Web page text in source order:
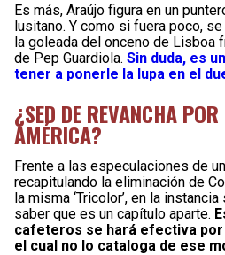
Es más, Araújo figura en un
lusitano. Y como si fuera poco,
la goleada del onceno de Lisboa
de Pep Guardiola. Sin duda, es
tener a ponerle la lupa en el
¿SED DE REVANCHA
AMÉRICA?
Frente a las especulaciones de
recapitulando la eliminación de
la misma ‘Tricolor’, en la
saber que es un capítulo aparte.
cafeteros se hará efectiva por
el cual no lo cataloga de ese